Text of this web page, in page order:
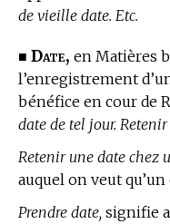
de vieille date. Etc.
■ Date, en Matières
l’enregistrement
bénéfice en cour de
date de tel jour.
Retenir une date chez
auquel on veut
Prendre date, signifie